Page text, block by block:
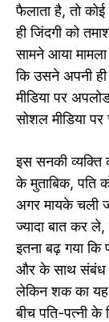
फैलाता है, तो
ही जिंदगी को
सामने आया
कि उसने अपनी ही
मीडिया पर
सोशल मीडिया पर
इस सनकी व्यक्ति
के मुताबिक, पति
अगर मायके चली
ज्यादा बात कर
इतना बढ़ गया कि
और के साथ संबंध
लेकिन शक का यह
बीच पति-पत्नी के